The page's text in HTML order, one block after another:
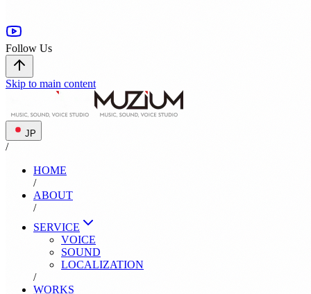
Follow Us
Skip to main content
JP
/
HOME
/
ABOUT
/
SERVICE
VOICE
SOUND
LOCALIZATION
/
WORKS